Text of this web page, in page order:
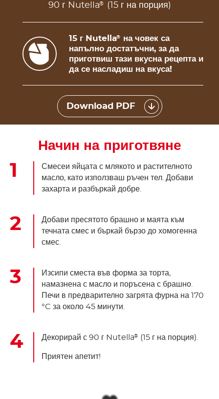
90 г Nutella® (15 г на порция)
15 г Nutella®
на човек са
напълно достатъчни, за да
приготвиш тази вкусна рецепта и
да се насладиш на вкуса!
Download PDF
Начин на приготвяне
Смесеи яйцата с млякото и растителното
масло, като използваш ръчен тел. Добави
захарта и разбъркай добре.
Добави пресятото брашно и маята към
течната смес и бъркай бързо до хомогенна
смес.
Изсипи сместа във форма за торта,
намазнена с масло и поръсена с брашно.
Печи в предварително загрята фурна на 170
°C за около 45 минути.
Декорирай с 90 г Nutella® (15 г на порция).
Приятен апетит!